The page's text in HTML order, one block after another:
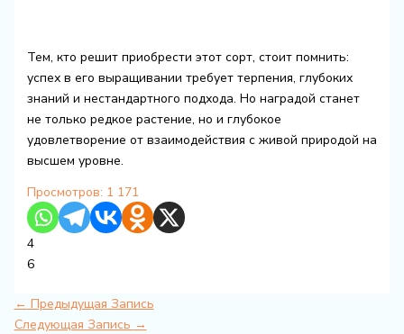
Тем, кто решит приобрести этот сорт, стоит помнить:
успех в его выращивании требует терпения, глубоких
знаний и нестандартного подхода. Но наградой станет
не только редкое растение, но и глубокое
удовлетворение от взаимодействия с живой природой на
высшем уровне.
Просмотров: 1 171
4
6
← Предыдущая Запись
Следующая Запись →